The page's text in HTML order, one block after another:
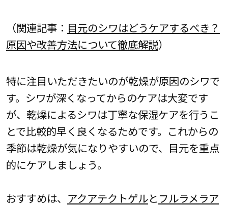
（関連記事： 目元のシワはどうケアするべき？
原因や改善方法について徹底解説）
特に注目いただきたいのが乾燥が原因のシワで
す。シワが深くなってからのケアは大変です
が、乾燥によるシワは丁寧な保湿ケアを行うこ
とで比較的早く良くなるためです。これからの
季節は乾燥が気になりやすいので、目元を重点
的にケアしましょう。
おすすめは、 アクアテクトゲルと フルラメラア